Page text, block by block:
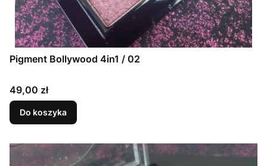
Pigment Bollywood 4in1 / 02
Cena
49,00 zł
Do koszyka